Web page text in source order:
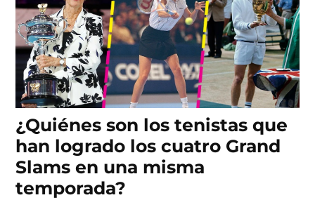
¿Quiénes son los tenistas que
han logrado los cuatro Grand
Slams en una misma
temporada?